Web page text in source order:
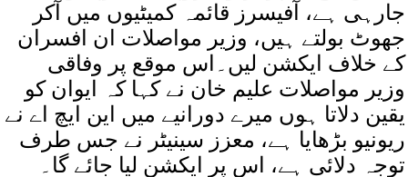
جارہی ہے، آفیسرز قائمہ کمیٹیوں میں آکر
جھوٹ بولتے ہیں، وزیر مواصلات ان افسران
کے خلاف ایکشن لیں۔اس موقع پر وفاقی
وزیر مواصلات علیم خان نے کہا کہ ایوان کو
یقین دلاتا ہوں میرے دورانیے میں این ایچ اے نے
ریونیو بڑھایا ہے، معزز سینیٹر نے جس طرف
توجہ دلائی ہے، اس پر ایکشن لیا جائے گا۔